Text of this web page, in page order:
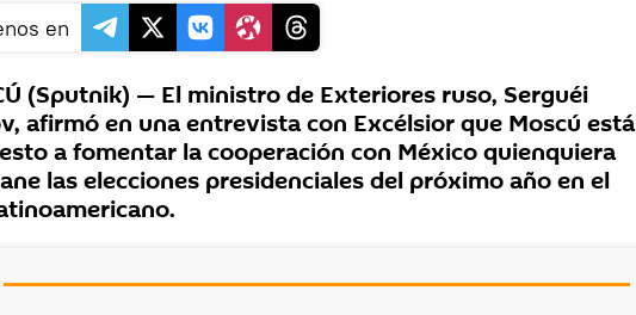
en
(Sputnik) — El ministro de Exteriores ruso, Serguéi
afirmó en una entrevista con Excélsior que Moscú está
a fomentar la cooperación con México quienquiera
las elecciones presidenciales del próximo año en el